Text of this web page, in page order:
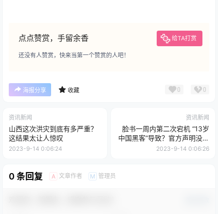
点点赞赏，手留余香 给TA打赏
还没有人赞赏，快来当第一个赞赏的人吧！
海报分享 收藏 0 0
资讯新闻
山西这次洪灾到底有多严重？
这结果太让人惊叹
2023-9-14 0:06:24
资讯新闻
脸书一周内第二次宕机 “13岁
中国黑客”导致？官方声明没有
这回事
2023-9-14 0:06:26
0 条回复 A 文章作者 M 管理员